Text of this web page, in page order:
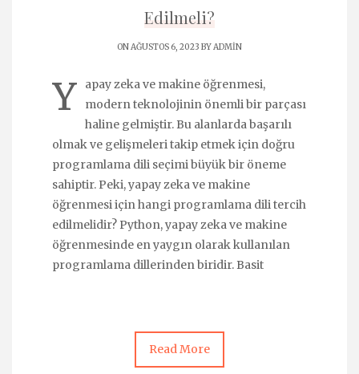
Edilmeli?
ON AĞUSTOS 6, 2023 BYADMIN
Y
apay zeka ve makine öğrenmesi,
modern teknolojinin önemli bir parçası
haline gelmiştir. Bu alanlarda başarılı
olmak ve gelişmeleri takip etmek için doğru
programlama dili seçimi büyük bir öneme
sahiptir. Peki, yapay zeka ve makine
öğrenmesi için hangi programlama dili tercih
edilmelidir? Python, yapay zeka ve makine
öğrenmesinde en yaygın olarak kullanılan
programlama dillerinden biridir. Basit
Read More